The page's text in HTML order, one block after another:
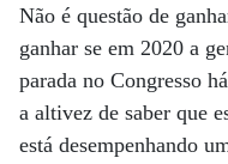
Não é questão de
ganhar se em 2020 a
parada no Congresso
a altivez de saber que
está desempenhando